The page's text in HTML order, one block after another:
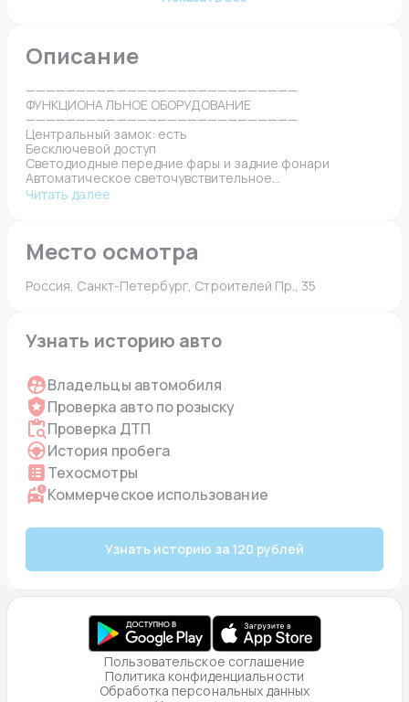
Описание
———————————————————————————
ФУНКЦИОНАЛЬНОЕ ОБОРУДОВАНИЕ
———————————————————————————
Центральный замок: есть
Бесключевой доступ
Светодиодные передние фары и задние фонари
Автоматическое светочувствительное...
Читать далее
Место осмотра
Россия, Санкт-Петербург, Строителей Пр., 35
Узнать историю авто
Владельцы автомобиля
Проверка авто по розыску
Проверка ДТП
История пробега
Техосмотры
Коммерческое использование
Узнать историю за 120 рублей
Пользовательское соглашение
Политика конфиденциальности
Обработка персональных данных